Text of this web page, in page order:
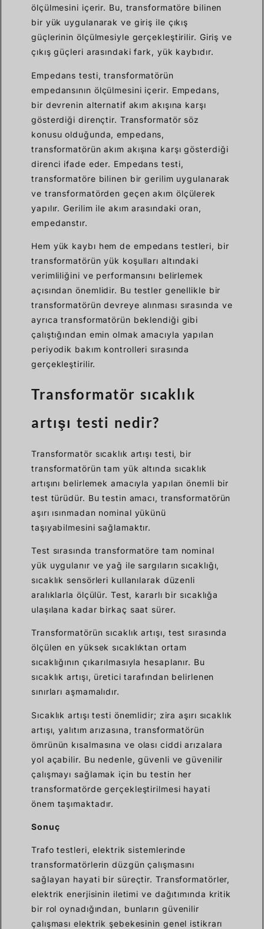
ölçülmesini içerir. Bu, transformatöre bilinen
bir yük uygulanarak ve giriş ile çıkış
güçlerinin ölçülmesiyle gerçekleştirilir. Giriş ve
çıkış güçleri arasındaki fark, yük kaybıdır.
Empedans testi, transformatörün
empedansının ölçülmesini içerir. Empedans,
bir devrenin alternatif akım akışına karşı
gösterdiği dirençtir. Transformatör söz
konusu olduğunda, empedans,
transformatörün akım akışına karşı gösterdiği
direnci ifade eder. Empedans testi,
transformatöre bilinen bir gerilim uygulanarak
ve transformatörden geçen akım ölçülerek
yapılır. Gerilim ile akım arasındaki oran,
empedanstır.
Hem yük kaybı hem de empedans testleri, bir
transformatörün yük koşulları altındaki
verimliliğini ve performansını belirlemek
açısından önemlidir. Bu testler genellikle bir
transformatörün devreye alınması sırasında ve
ayrıca transformatörün beklendiği gibi
çalıştığından emin olmak amacıyla yapılan
periyodik bakım kontrolleri sırasında
gerçekleştirilir.
Transformatör sıcaklık
artışı testi nedir?
Transformatör sıcaklık artışı testi, bir
transformatörün tam yük altında sıcaklık
artışını belirlemek amacıyla yapılan önemli bir
test türüdür. Bu testin amacı, transformatörün
aşırı ısınmadan nominal yükünü
taşıyabilmesini sağlamaktır.
Test sırasında transformatöre tam nominal
yük uygulanır ve yağ ile sargıların sıcaklığı,
sıcaklık sensörleri kullanılarak düzenli
aralıklarla ölçülür. Test, kararlı bir sıcaklığa
ulaşılana kadar birkaç saat sürer.
Transformatörün sıcaklık artışı, test sırasında
ölçülen en yüksek sıcaklıktan ortam
sıcaklığının çıkarılmasıyla hesaplanır. Bu
sıcaklık artışı, üretici tarafından belirlenen
sınırları aşmamalıdır.
Sıcaklık artışı testi önemlidir; zira aşırı sıcaklık
artışı, yalıtım arızasına, transformatörün
ömrünün kısalmasına ve olası ciddi arızalara
yol açabilir. Bu nedenle, güvenli ve güvenilir
çalışmayı sağlamak için bu testin her
transformatörde gerçekleştirilmesi hayati
önem taşımaktadır.
Sonuç
Trafo testleri, elektrik sistemlerinde
transformatörlerin düzgün çalışmasını
sağlayan hayati bir süreçtir. Transformatörler,
elektrik enerjisinin iletimi ve dağıtımında kritik
bir rol oynadığından, bunların güvenilir
çalışması elektrik şebekesinin genel istikrarı